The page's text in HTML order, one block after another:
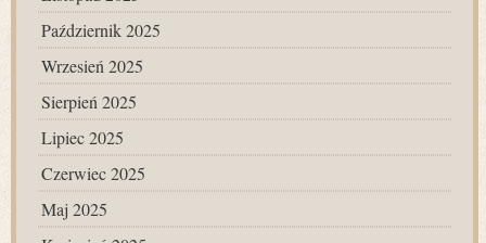
Październik 2025
Wrzesień 2025
Sierpień 2025
Lipiec 2025
Czerwiec 2025
Maj 2025